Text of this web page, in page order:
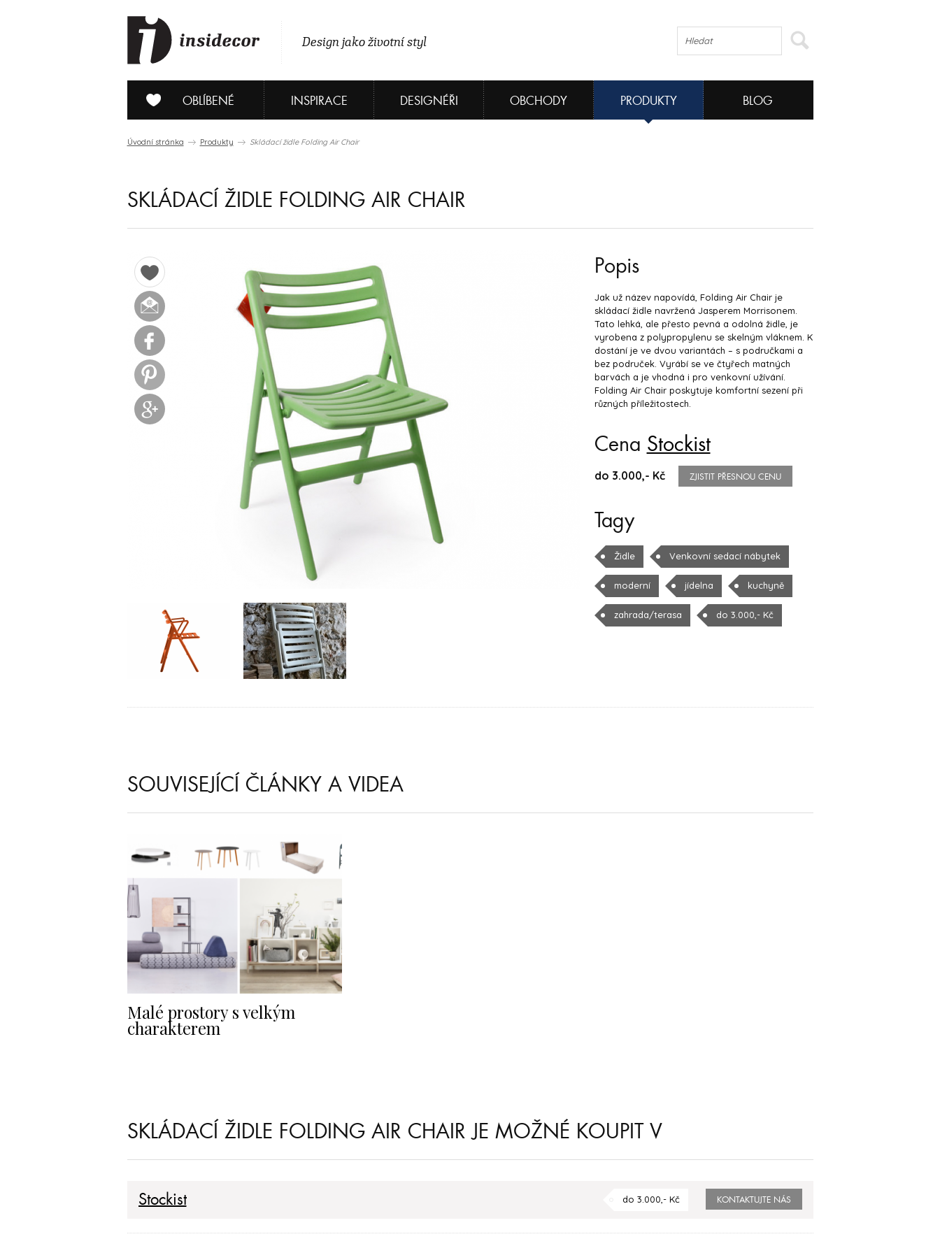
Design jako životní styl
OBLÍBENÉ INSPIRACE DESIGNÉŘI OBCHODY PRODUKTY BLOG
Úvodní stránka Produkty Skládací židle Folding Air Chair
SKLÁDACÍ ŽIDLE FOLDING AIR CHAIR
Popis
Jak už název napovídá, Folding Air Chair je
skládací židle navržená Jasperem Morrisonem.
Tato lehká, ale přesto pevná a odolná židle, je
vyrobena z polypropylenu se skelným vláknem. K
dostání je ve dvou variantách – s područkami a
bez područek. Vyrábí se ve čtyřech matných
barvách a je vhodná i pro venkovní užívání.
Folding Air Chair poskytuje komfortní sezení při
různých příležitostech.
Cena Stockist
do 3.000,- Kč ZJISTIT PŘESNOU CENU
Tagy
Židle Venkovní sedací nábytek
moderní jídelna kuchyně
zahrada/terasa do 3.000,- Kč
SOUVISEJÍCÍ ČLÁNKY A VIDEA
Malé prostory s velkým
charakterem
SKLÁDACÍ ŽIDLE FOLDING AIR CHAIR JE MOŽNÉ KOUPIT V
Stockist KONTAKTUJTE NÁS
do 3.000,- Kč